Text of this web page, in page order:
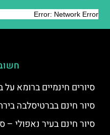
סיורים חינמיים ברומא
סיור חינם בברטיסלבה
סיור חינם בעיר נאפולי –